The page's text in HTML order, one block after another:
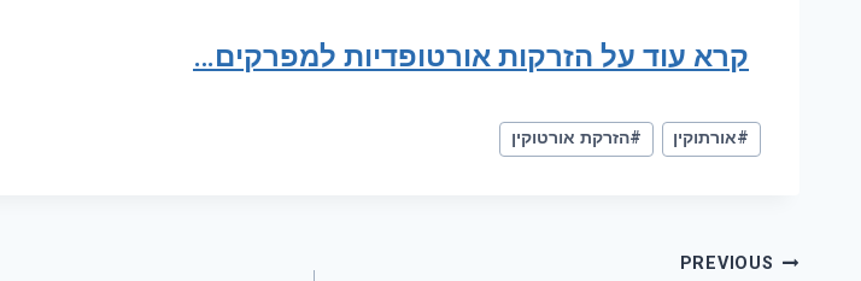
קרא עוד על הזרקות אורטופדיות למפרקים…
#אורתוקין #הזרקת אורטוקין
PREVIOUS